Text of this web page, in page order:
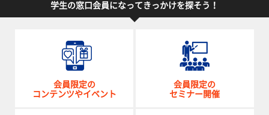
学生の窓口会員になってきっかけを探そう！
会員限定の
コンテンツやイベント
会員限定の
セミナー開催